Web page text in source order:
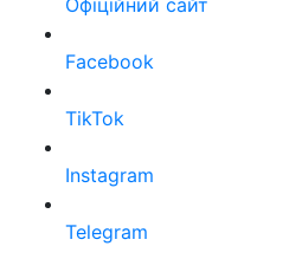
Facebook
TikTok
Instagram
Telegram